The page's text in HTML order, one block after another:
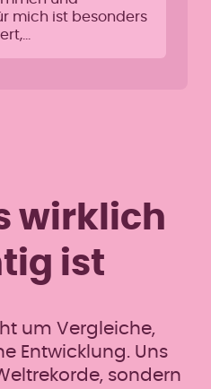
mich ist besonders
wirklich
ist
um Vergleiche,
Entwicklung. Uns
sondern